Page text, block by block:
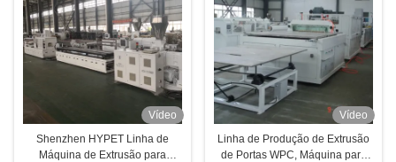
Vídeo
Shenzhen HYPET Linha de
Máquina de Extrusão para
Vídeo
Linha de Produção de Extrusão
de Portas WPC, Máquina para